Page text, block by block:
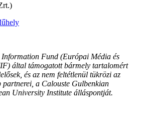
Fund (Európai Média és
által támogatott bármely tartalomért
és az nem feltétlenül tükrözi az
a Calouste Gulbenkian
University Institute álláspontját.